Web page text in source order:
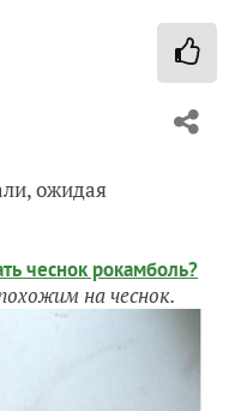
ожидая
чеснок рокамболь?
на чеснок.